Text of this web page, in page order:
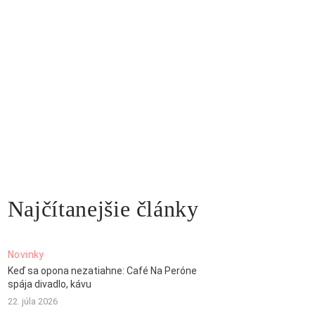
Najčítanejšie články
Novinky
Keď sa opona nezatiahne: Café Na Peróne
spája divadlo, kávu
22. júla 2026